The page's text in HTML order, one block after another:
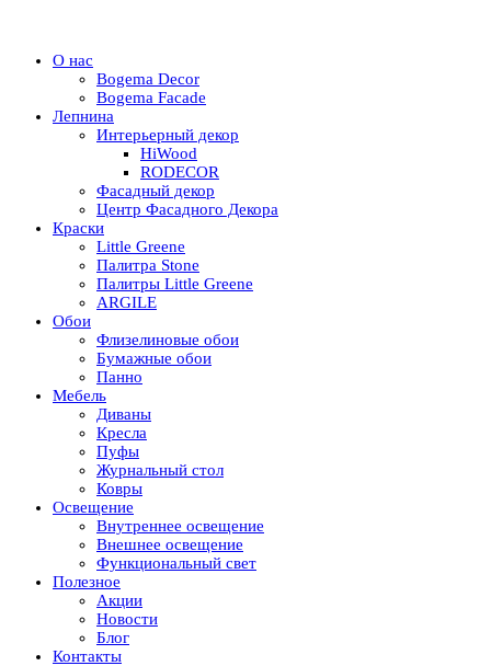
О нас
Bogema Decor
Bogema Facade
Лепнина
Интерьерный декор
HiWood
RODECOR
Фасадный декор
Центр Фасадного Декора
Краски
Little Greene
Палитра Stone
Палитры Little Greene
ARGILE
Обои
Флизелиновые обои
Бумажные обои
Панно
Мебель
Диваны
Кресла
Пуфы
Журнальный стол
Ковры
Освещение
Внутреннее освещение
Внешнее освещение
Функциональный свет
Полезное
Акции
Новости
Блог
Контакты